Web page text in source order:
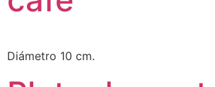
Diámetro 10 cm.